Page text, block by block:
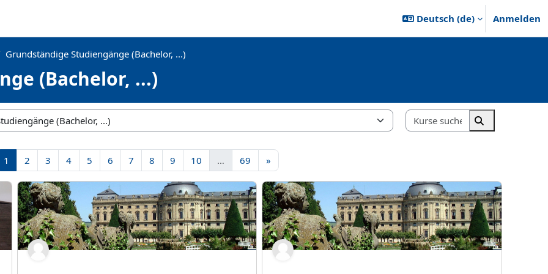
Deutsch ‎(de)‎ Anmelden
Grundständige Studiengänge (Bachelor, ...)
(Bachelor, ...)
Kurse suchen
Kurse suchen
1 Seite 1
2Seite 2
3Seite 3
4Seite 4
5Seite 5
6Seite 6
7Seite 7
8Seite 8
9Seite 9
10Seite 10
… 69Seite 69
»Nächste Seite
SS23:Kognitive, soziale und emotionale Entwicklung II_Gruppe 01;02 - Wienke Wannagat
SS23:Seminare im Modul 06-EPSY-2_Gruppe 01 - Hunze